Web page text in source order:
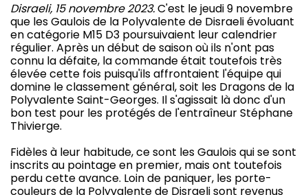
Disraeli, 15 novembre 2023.C'est le jeudi 9 novembre
que les Gaulois de la Polyvalente de Disraeli évoluant
en catégorie M15 D3 poursuivaient leur calendrier
régulier. Après un début de saison où ils n'ont pas
connu la défaite, la commande était toutefois très
élevée cette fois puisqu'ils affrontaient l'équipe qui
domine le classement général, soit les Dragons de la
Polyvalente Saint-Georges. Il s'agissait là donc d'un
bon test pour les protégés de l'entraîneur Stéphane
Thivierge.
Fidèles à leur habitude, ce sont les Gaulois qui se sont
inscrits au pointage en premier, mais ont toutefois
perdu cette avance. Loin de paniquer, les porte-
couleurs de la Polyvalente de Disraeli sont revenus